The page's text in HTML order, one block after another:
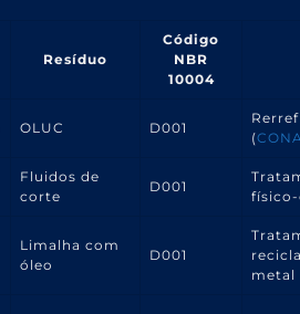
Resíduo
Código
NBR
10004
OLUC D001
(
Fluidos de
corte
D001
Limalha com
óleo
D001
metal